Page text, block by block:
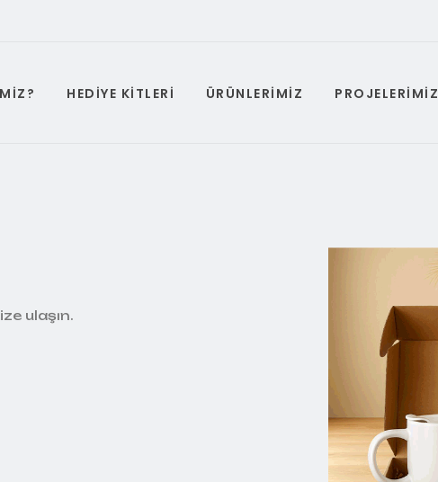
HEDİYE KİTLERİ ÜRÜNLERİMİZ PROJELERIMIZ
ulaşın.